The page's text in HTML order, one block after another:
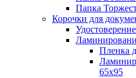
Папка
Корочки для
Пленка
65х95